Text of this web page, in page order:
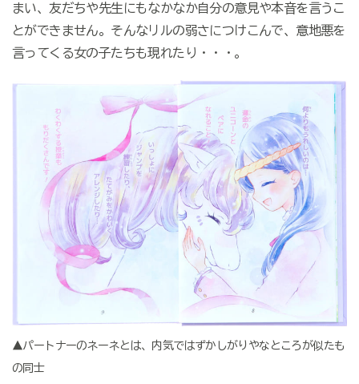
まい、友だちや先生にもなかなか自分の意見や本音を言うこ
とができません。そんなリルの弱さにつけこんで、意地悪を
言ってくる女の子たちも現れたり・・・。
▲パートナーのネーネとは、内気ではずかしがりやなところが似たも
の同士